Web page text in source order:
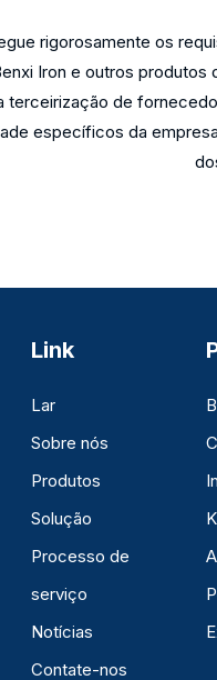
rigorosamente os
Iron e outros
de
específicos da
Link
Lar
Sobre nós
Produtos
Solução
Processo de
serviço
Notícias
Contate-nos